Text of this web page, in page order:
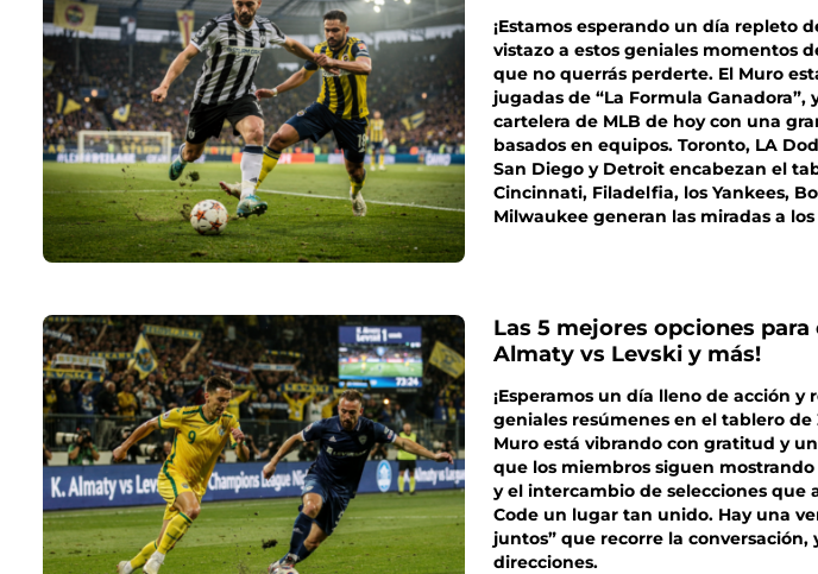
¡Estamos esperando un día repleto
vistazo a estos geniales momentos
que no querrás perderte. El Muro
jugadas de “La Formula
cartelera de MLB de hoy con una
basados en equipos. Toronto, LA
San Diego y Detroit encabezan el
Cincinnati, Filadelfia, los Yankees,
Milwaukee generan las miradas a
Las 5 mejores opciones para
Almaty vs Levski y más!
¡Esperamos un día lleno de acción
geniales resúmenes en el tablero
Muro está vibrando con gratitud y
que los miembros siguen
y el intercambio de selecciones que
Code un lugar tan unido. Hay una
juntos” que recorre la
direcciones.